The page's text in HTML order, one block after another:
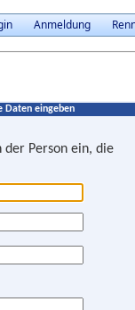
Anmeldung
Daten eingeben
der Person ein, die